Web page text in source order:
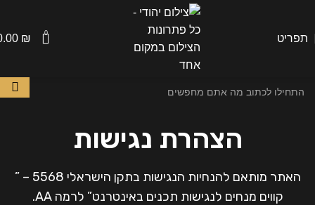
תפריט 0
₪
הצהרת נגישות
האתר מותאם להנחיות הנגישות בתקן הישראלי 5568 – ”
קווים מנחים לנגישות תכנים באינטרנט” לרמה AA.